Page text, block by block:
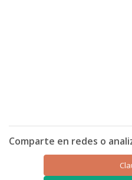
Comparte en redes o